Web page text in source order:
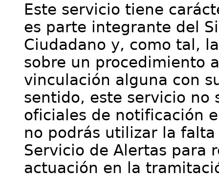
Este servicio tiene
es parte integrante del
Ciudadano y, como tal,
sobre un procedimiento
vinculación alguna con
sentido, este servicio no
oficiales de notificación
no podrás utilizar la
Servicio de Alertas para
actuación en la